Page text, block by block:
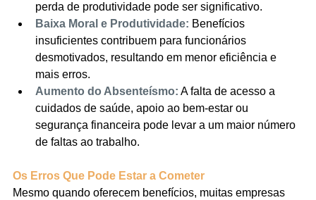
perda de produtividade pode ser significativo.
Baixa Moral e Produtividade: Benefícios
insuficientes contribuem para funcionários
desmotivados, resultando em menor eficiência e
mais erros.
Aumento do Absenteísmo: A falta de acesso a
cuidados de saúde, apoio ao bem-estar ou
segurança financeira pode levar a um maior número
de faltas ao trabalho.
Os Erros Que Pode Estar a Cometer
Mesmo quando oferecem benefícios, muitas empresas